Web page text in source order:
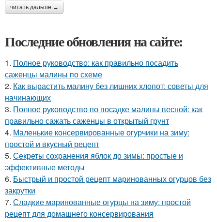
читать дальше →
Последние обновления на сайте:
1. Полное руководство: как правильно посадить
саженцы малины по схеме
2. Как вырастить малину без лишних хлопот: советы для
начинающих
3. Полное руководство по посадке малины весной: как
правильно сажать саженцы в открытый грунт
4. Маленькие консервированные огурчики на зиму:
простой и вкусный рецепт
5. Секреты сохранения яблок до зимы: простые и
эффективные методы
6. Быстрый и простой рецепт маринованных огурцов без
закрутки
7. Сладкие маринованные огурцы на зиму: простой
рецепт для домашнего консервирования